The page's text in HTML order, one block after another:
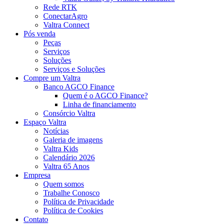
Rede RTK
ConectarAgro
Valtra Connect
Pós venda
Peças
Serviços
Soluções
Serviços e Soluções
Compre um Valtra
Banco AGCO Finance
Quem é o AGCO Finance?
Linha de financiamento
Consórcio Valtra
Espaço Valtra
Notícias
Galeria de imagens
Valtra Kids
Calendário 2026
Valtra 65 Anos
Empresa
Quem somos
Trabalhe Conosco
Política de Privacidade
Política de Cookies
Contato